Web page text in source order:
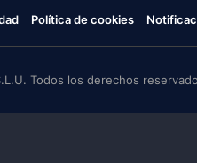
Política de cookies
Todos los derechos